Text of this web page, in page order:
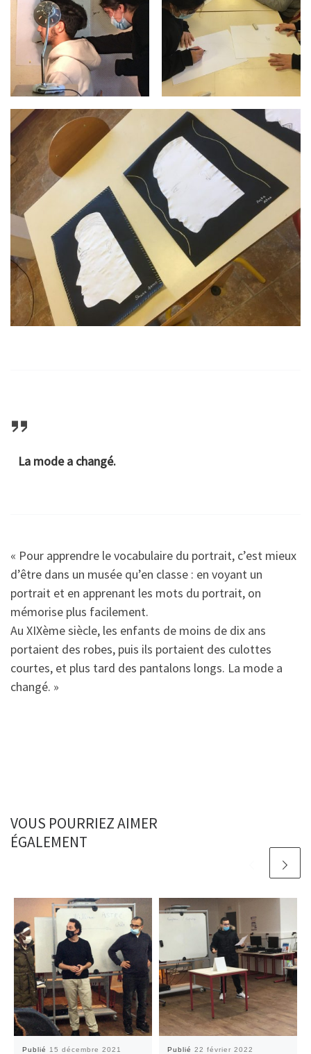
La mode a changé.
« Pour apprendre le vocabulaire du portrait, c’est mieux
d’être dans un musée qu’en classe : en voyant un
portrait et en apprenant les mots du portrait, on
mémorise plus facilement.
Au XIXème siècle, les enfants de moins de dix ans
portaient des robes, puis ils portaient des culottes
courtes, et plus tard des pantalons longs. La mode a
changé. »
VOUS POURRIEZ AIMER
ÉGALEMENT
Publié 15 décembre 2021 Publié 22 février 2022